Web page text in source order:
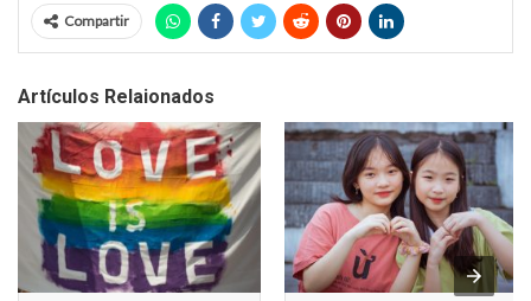
Compartir
Artículos Relaionados